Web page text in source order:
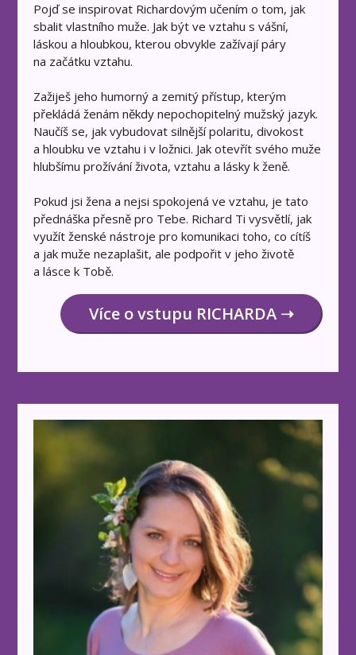
Pojď se inspirovat Richardovým učením o tom, jak
sbalit vlastního muže. Jak být ve vztahu s vášní,
láskou a hloubkou, kterou obvykle zažívají páry
na začátku vztahu.
Zažiješ jeho humorný a zemitý přístup, kterým
překládá ženám někdy nepochopitelný mužský jazyk.
Naučíš se, jak vybudovat silnější polaritu, divokost
a hloubku ve vztahu i v ložnici. Jak otevřít svého muže
hlubšímu prožívání života, vztahu a lásky k ženě.
Pokud jsi žena a nejsi spokojená ve vztahu, je tato
přednáška přesně pro Tebe. Richard Ti vysvětlí, jak
využít ženské nástroje pro komunikaci toho, co cítíš
a jak muže nezaplašit, ale podpořit v jeho životě
a lásce k Tobě.
Více o vstupu RICHARDA ➝